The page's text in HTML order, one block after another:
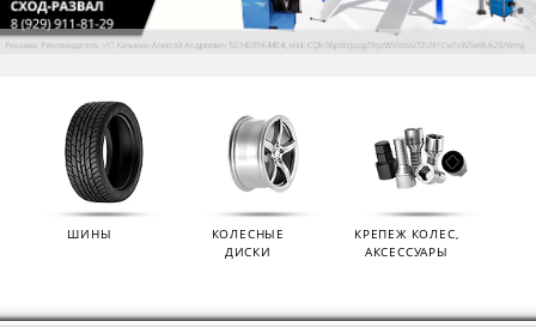
ШИНЫ
КОЛЕСНЫЕ
ДИСКИ
КРЕПЕЖ КОЛЕС,
АКСЕССУАРЫ